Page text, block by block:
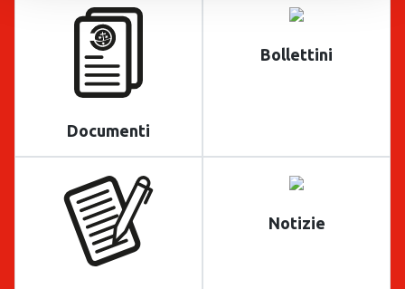
Documenti
Bollettini
Notizie